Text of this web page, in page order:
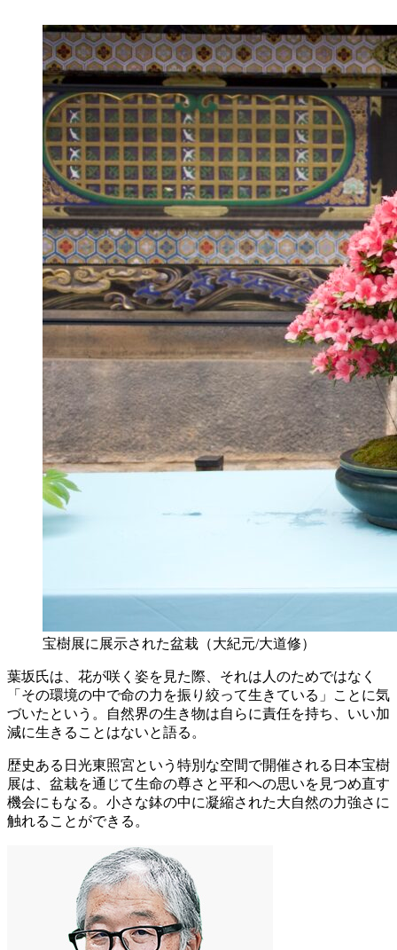
宝樹展に展示された盆栽（大紀元/大道修）
葉坂氏は、花が咲く姿を見た際、それは人のためではなく
「その環境の中で命の力を振り絞って生きている」ことに気
づいたという。自然界の生き物は自らに責任を持ち、いい加
減に生きることはないと語る。
歴史ある日光東照宮という特別な空間で開催される日本宝樹
展は、盆栽を通じて生命の尊さと平和への思いを見つめ直す
機会にもなる。小さな鉢の中に凝縮された大自然の力強さに
触れることができる。